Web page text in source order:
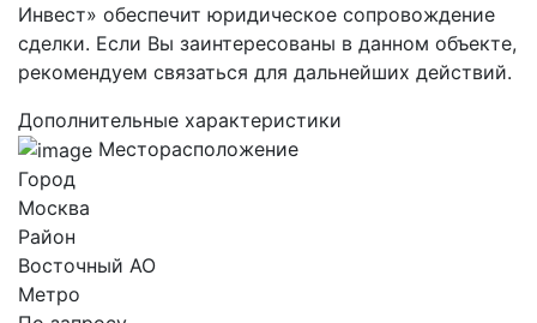
Инвест» обеспечит юридическое сопровождение
сделки. Если Вы заинтересованы в данном объекте,
рекомендуем связаться для дальнейших действий.
Дополнительные характеристики
Месторасположение
Город
Москва
Район
Восточный AO
Метро